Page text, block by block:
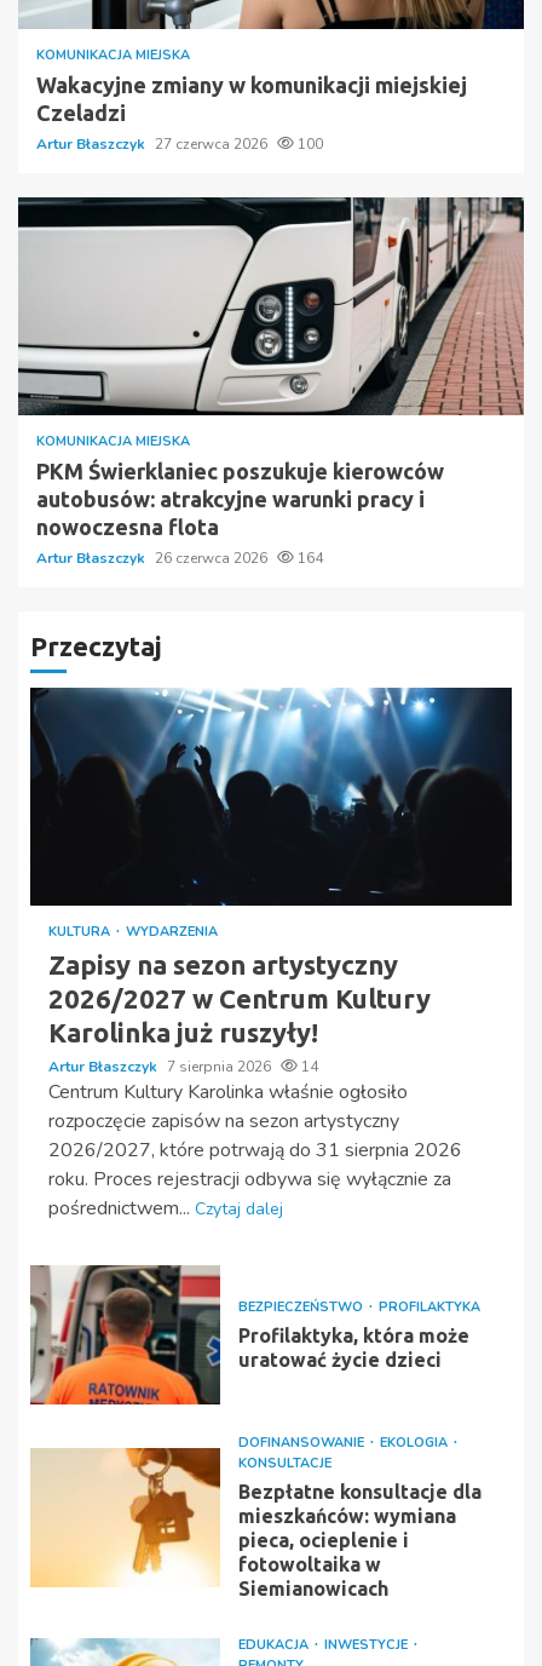
KOMUNIKACJA MIEJSKA
Wakacyjne zmiany w komunikacji miejskiej
Czeladzi
Artur Błaszczyk 27 czerwca 2026 100
KOMUNIKACJA MIEJSKA
PKM Świerklaniec poszukuje kierowców
autobusów: atrakcyjne warunki pracy i
nowoczesna flota
Artur Błaszczyk 26 czerwca 2026 164
Przeczytaj
KULTURA WYDARZENIA
Zapisy na sezon artystyczny
2026/2027 w Centrum Kultury
Karolinka już ruszyły!
Artur Błaszczyk 7 sierpnia 2026 14
Centrum Kultury Karolinka właśnie ogłosiło
rozpoczęcie zapisów na sezon artystyczny
2026/2027, które potrwają do 31 sierpnia 2026
roku. Proces rejestracji odbywa się wyłącznie za
pośrednictwem... Czytaj dalej
BEZPIECZEŃSTWO PROFILAKTYKA
Profilaktyka, która może
uratować życie dzieci
DOFINANSOWANIE
EKOLOGIA
KONSULTACJE
Bezpłatne konsultacje dla
mieszkańców: wymiana
pieca, ocieplenie i
fotowoltaika w
Siemianowicach
EDUKACJA
INWESTYCJE